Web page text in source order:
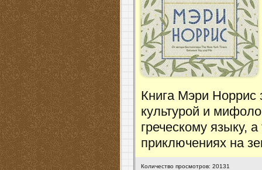
Книга Мэри Норрис
культурой и
греческому языку,
приключениях на
Количество просмотров: 20131